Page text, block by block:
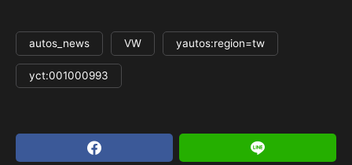
autos_news VW yautos:region=tw
yct:001000993